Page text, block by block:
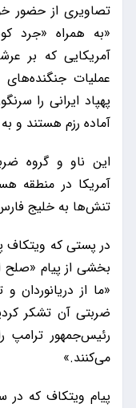
تصاویری از حضور
«به همراه «جرد
آمریکایی که بر
عملیات
پهپاد ایرانی را
آماده رزم هستند و
این ناو و گروه
آمریکا در منطقه
تنش‌ها به خلیج
در پستی که ویتکاف
بخشی از پیام
ضربتی آن تشکر
رئیس‌جمهور
می‌کنند.»
پیام ویتکاف که